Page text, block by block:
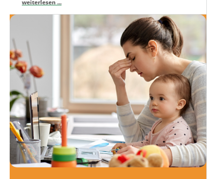
weiterlesen ...